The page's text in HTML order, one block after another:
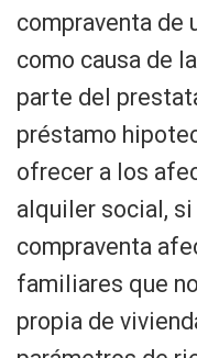
compraventa de
como causa de
parte del
préstamo
ofrecer a los
alquiler social,
compraventa
familiares que
propia de